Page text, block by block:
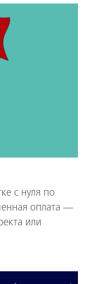
с нуля по
оплата —
или